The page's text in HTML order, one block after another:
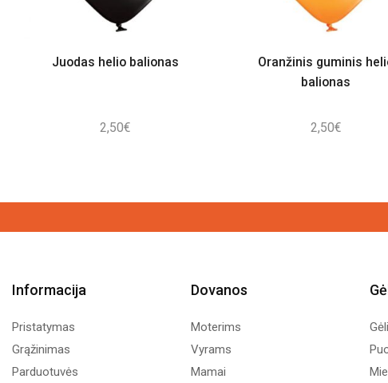
Juodas helio balionas
2,50€
Oranžinis guminis
balionas
2,50€
Informacija
Pristatymas
Grąžinimas
Parduotuvės
Dovanos
Moterims
Vyrams
Mamai